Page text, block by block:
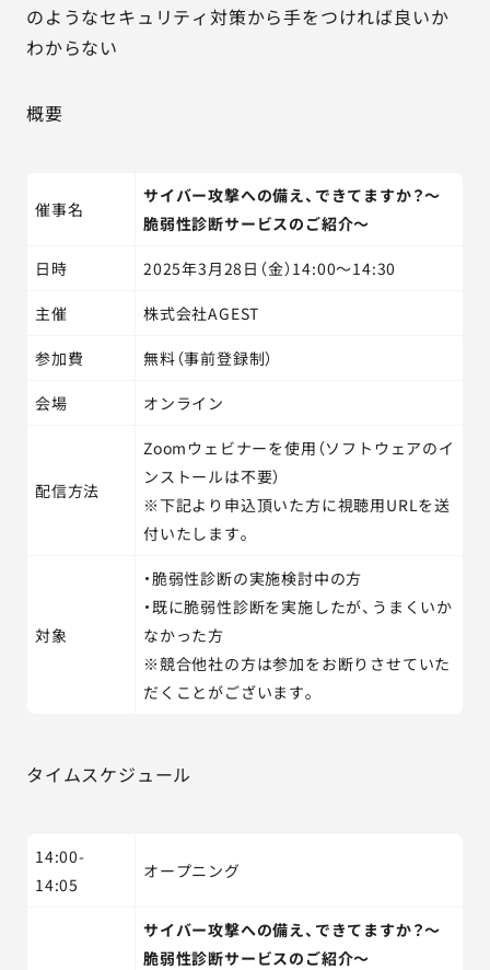
のようなセキュリティ対策から手をつければ良いか
わからない
概要
催事名
サイバー攻撃への備え、できてますか？～
脆弱性診断サービスのご紹介～
日時 2025年3月28日（金）14:00～14:30
主催 株式会社AGEST
参加費 無料（事前登録制）
会場 オンライン
配信方法
Zoomウェビナーを使用（ソフトウェアのイ
ンストールは不要）
※下記より申込頂いた方に視聴用URLを送
付いたします。
対象
・脆弱性診断の実施検討中の方
・既に脆弱性診断を実施したが、うまくいか
なかった方
※競合他社の方は参加をお断りさせていた
だくことがございます。
タイムスケジュール
14:00-
14:05
オープニング
サイバー攻撃への備え、できてますか？～
脆弱性診断サービスのご紹介～